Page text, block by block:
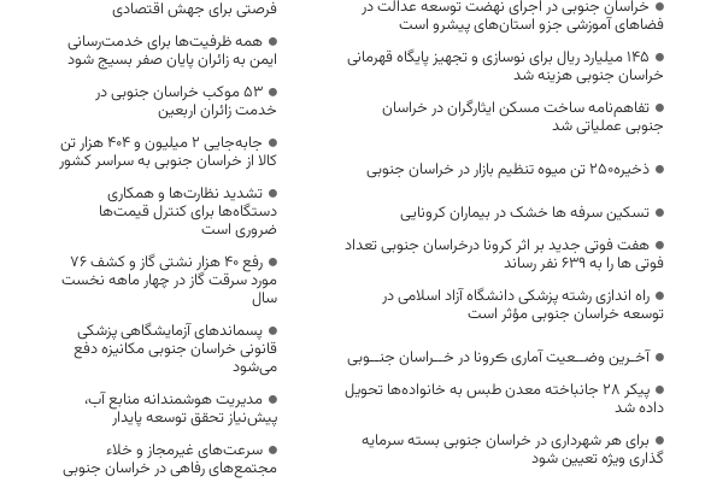
خراسان جنوبی در اجرای نهضت توسعه عدالت در
فضاهای آموزشی جزو استان‌های پیشرو است
۱۴۵ میلیارد ریال برای نوسازی و تجهیز پایگاه قهرمانی
خراسان جنوبی هزینه شد
تفاهم‌نامه ساخت مسکن ایثارگران در خراسان
جنوبی عملیاتی شد
ذخیره‌۲۵۰ تن میوه تنظیم بازار در خراسان جنوبی
تسکین سرفه ها خشک در بیماران کرونایی
هفت فوتی جدید بر اثر کرونا درخراسان جنوبی تعداد
فوتی ها را به 639 نفر رساند
راه اندازی رشته پزشکی دانشگاه آزاد اسلامی در
توسعه خراسان جنوبی مؤثر است
آخـرین وضــعیت آماری ڪرونا در خــراسان جنــوبی
پیکر 28 جانباخته معدن طبس به خانواده‌ها تحویل
داده شد
برای هر شهرداری در خراسان جنوبی بسته سرمایه‌
گذاری ویژه تعیین شود
فرصتی برای جهش اقتصادی
همه ظرفیت‌ها برای خدمت‌رسانی
ایمن به زائران پایان صفر بسیج شود
53 موکب خراسان جنوبی در
خدمت زائران اربعین
جابه‌جایی 2 میلیون و 404 هزار تن
کالا از خراسان جنوبی به سراسر کشور
تشدید نظارت‌ها و همکاری
دستگاه‌ها برای کنترل قیمت‌ها
ضروری است
رفع 40 هزار نشتی گاز و کشف 76
مورد سرقت گاز در چهار ماهه نخست
سال
پسماندهای آزمایشگاهی پزشکی
قانونی خراسان جنوبی مکانیزه دفع
می‌شود
مدیریت هوشمندانه منابع آب،
پیش‌نیاز تحقق توسعه پایدار
سرعت‌های غیرمجاز و خلاء
مجتمع‌های رفاهی در خراسان جنوبی